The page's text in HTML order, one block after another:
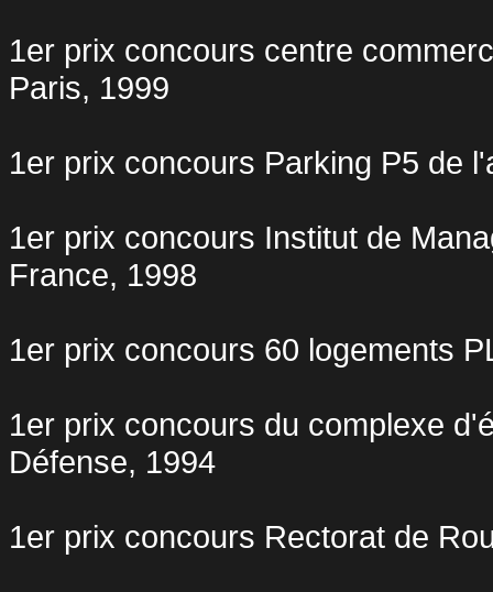
1er prix concours centre
Paris, 1999
1er prix concours Parking P5 de
1er prix concours Institut de
France, 1998
1er prix concours 60 logements
1er prix concours du complexe
Défense, 1994
1er prix concours Rectorat de